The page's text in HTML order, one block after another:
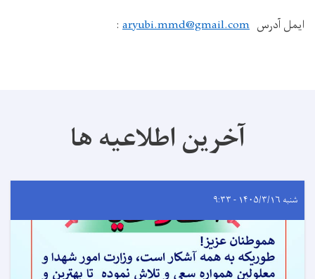
ایمل آدرس aryubi.mmd@gmail.com
:
آخرین اطلاعیه ها
شنبه ۱۴۰۵/۳/۱۶ - ۹:۳۳